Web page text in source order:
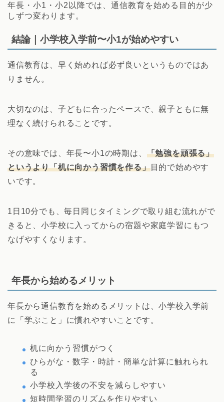
年長・小1・小2以降では、通信教育を始める目的が少
しずつ変わります。
結論｜小学校入学前〜小1が始めやすい
通信教育は、早く始めれば必ず良いというものではあ
りません。
大切なのは、子どもに合ったペースで、親子ともに無
理なく続けられることです。
その意味では、年長〜小1の時期は、 「勉強を頑張る」
というより「机に向かう習慣を作る」目的で始めやす
いです。
1日10分でも、毎日同じタイミングで取り組む流れがで
きると、小学校に入ってからの宿題や家庭学習にもつ
なげやすくなります。
年長から始めるメリット
年長から通信教育を始めるメリットは、小学校入学前
に「学ぶこと」に慣れやすいことです。
机に向かう習慣がつく
ひらがな・数字・時計・簡単な計算に触れられ
る
小学校入学後の不安を減らしやすい
短時間学習のリズムを作りやすい